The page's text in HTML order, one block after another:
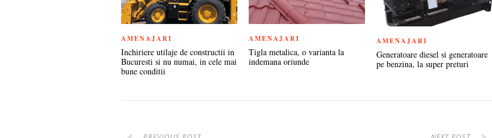
AMENAJARI
Inchiriere utilaje de constructii in
Bucuresti si nu numai, in cele mai
bune conditii
AMENAJARI
Tigla metalica, o varianta la
indemana oriunde
AMENAJARI
Generatoare diesel si generatoare
pe benzina, la super preturi